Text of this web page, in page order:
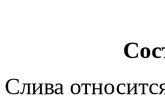
Слива